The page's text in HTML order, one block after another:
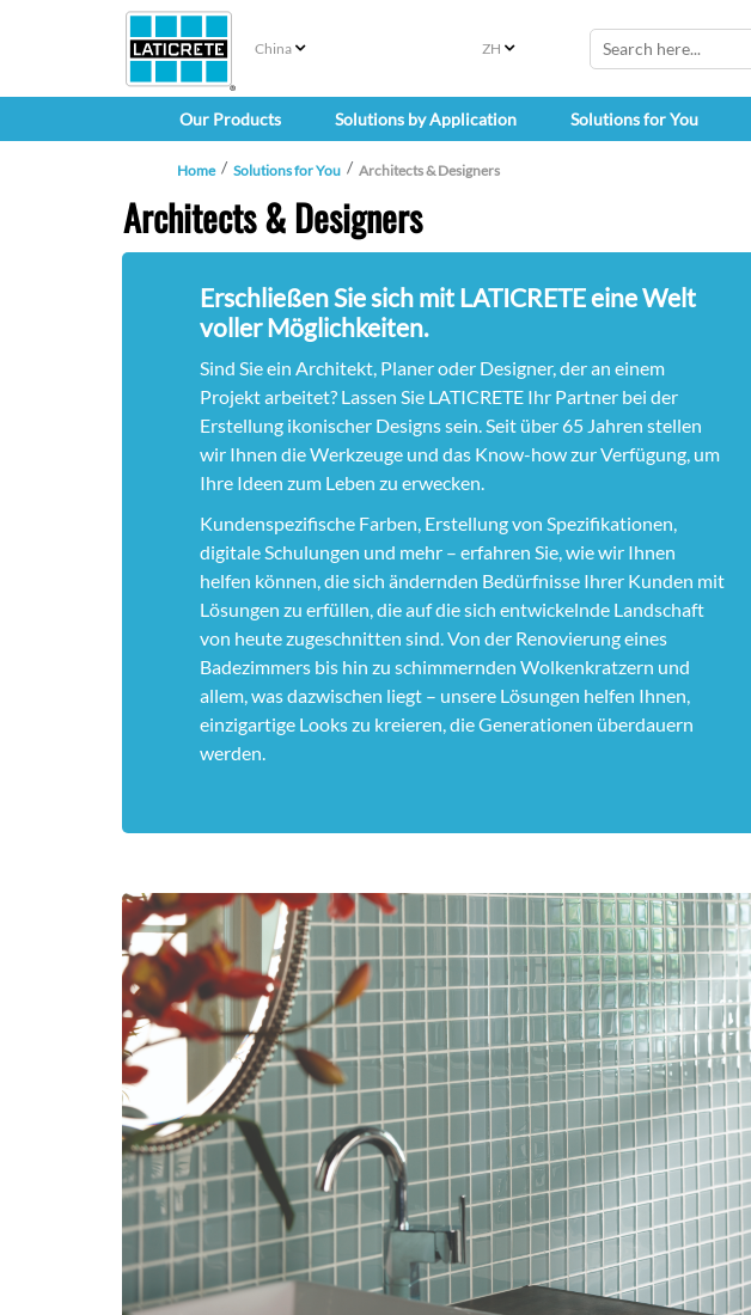
China ZH
Our Products Solutions by Application Solutions for You
Home Solutions for You Architects & Designers
Architects & Designers
Erschließen Sie sich mit LATICRETE eine Welt
voller Möglichkeiten.
Sind Sie ein Architekt, Planer oder Designer, der an einem
Projekt arbeitet? Lassen Sie LATICRETE Ihr Partner bei der
Erstellung ikonischer Designs sein. Seit über 65 Jahren stellen
wir Ihnen die Werkzeuge und das Know-how zur Verfügung, um
Ihre Ideen zum Leben zu erwecken.
Kundenspezifische Farben, Erstellung von Spezifikationen,
digitale Schulungen und mehr – erfahren Sie, wie wir Ihnen
helfen können, die sich ändernden Bedürfnisse Ihrer Kunden mit
Lösungen zu erfüllen, die auf die sich entwickelnde Landschaft
von heute zugeschnitten sind. Von der Renovierung eines
Badezimmers bis hin zu schimmernden Wolkenkratzern und
allem, was dazwischen liegt – unsere Lösungen helfen Ihnen,
einzigartige Looks zu kreieren, die Generationen überdauern
werden.